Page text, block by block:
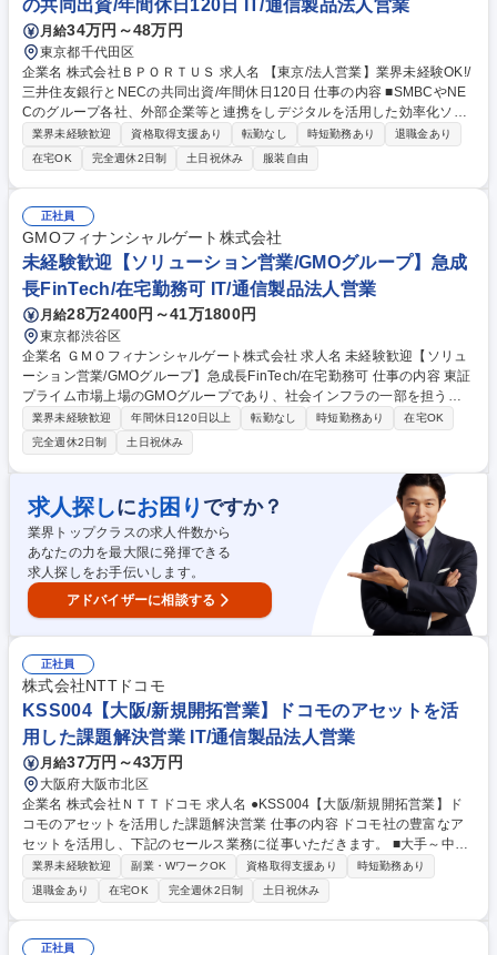
の共同出資/年間休日120日 IT/通信製品法人営業
月給34万円～48万円
東京都千代田区
企業名 株式会社ＢＰＯＲＴＵＳ 求人名 【東京/法人営業】業界未経験OK!/
三井住友銀行とNECの共同出資/年間休日120日 仕事の内容 ■SMBCやNE
Cのグループ各社、外部企業等と連携をしデジタルを活用した効率化ソリ
ューションを提供。 ■顧客の課題を深く理解し、最適なソリューションを
提供することで社会課題の解決に貢献する仕事です。 〈アカウント営業〉
三井住友銀行から紹介があった企業に訪問またはオンラインでお打ち合わ
せを実施。顧客の課題を傾聴し、最適な課題解決策を提案します。企業紹
介を受けるため三井住友法人営業部に対し営業活動も行っています。 〈D
Xコンサル営業〉顧客の課題分析から導入プランの提示まで行います。顧
客との2～3回ほどにわたるお打ち合わせを通して業務状態や顧客の悩みを
分析し、適性なソリューションを提示します。 募集職種 【東京/法人営
業】業界未経験OK!/三井住友銀行とNECの共同出資/年間休日120日
業界未経験歓迎 資格取得支援あり 転勤なし 時短勤務あり
退職金あり
在宅OK
完全週休2日制 土日祝休み 服装自由
正社員
GMOフィナンシャルゲート株式会社
未経験歓迎【ソリューション営業/GMOグループ】急成
長FinTech/在宅勤務可 IT/通信製品法人営業
月給28万2400円～41万1800円
東京都渋谷区
企業名 ＧＭＯフィナンシャルゲート株式会社 求人名 未経験歓迎【ソリュ
ーション営業/GMOグループ】急成長FinTech/在宅勤務可 仕事の内容 東証
プライム市場上場のGMOグループであり、社会インフラの一部を担うキ
ャッシュレス決済のプラットフォーマーとして、キャッシュレス決済端末
及び決済サービスの導入提案・フォローをお任せします。 【業務内容詳
細】社会インフラの一部を担うキャッシュレス決済のプラットフォーマー
として、決済事業者（銀行系、カード会社）やポイント系事業者と協業し
ながら、決済ソリューションの導入提案を行ないます。キャッシュレス決
済端末や次世代の決済サービスを生み出し、世の中に届けるソリューショ
ン営業担当者を募集いたします。 【入社後】OJTを設定し、実践の中で知
識習得をしていただきます。 募集職種 未経験歓迎【ソリューション営業/
GMOグループ】急成長FinTech/在宅勤務可
業界未経験歓迎 年間休日120日以上 転勤なし 時短勤務あり
在宅OK
完全週休2日制
土日祝休み
求人探しにお困り ですか？
業界トップクラスの求人件数から
あなたの力を最大限に発揮できる
求人探しをお手伝いします。
アドバイザーに相談する
正社員
株式会社NTTドコモ
KSS004【大阪/新規開拓営業】ドコモのアセットを活
用した課題解決営業 IT/通信製品法人営業
月給37万円～43万円
大阪府大阪市北区
企業名 株式会社ＮＴＴドコモ 求人名 ●KSS004【大阪/新規開拓営業】ド
コモのアセットを活用した課題解決営業 仕事の内容 ドコモ社の豊富なア
セットを活用し、下記のセールス業務に従事いただきます。 ■大手～中小
企業に対する新規開拓営業を通した課題抽出ヒアリング～施策提案～実施
■顧客課題に合わせたソリューション商材のアレンジ、顧客納得度の高い
説明資料の作成 ■tableau等のBIツールを駆使したデータ分析資料の作成 ■
先方キーパーソンとの関係構築、新たなマネタイズ化案件の創出 ■プロス
ポーツクラブチームの新たなファン獲得に向けたマーケティング施策（デ
業界未経験歓迎 副業・WワークOK 資格取得支援あり
時短勤務あり
退職金あり
在宅OK 完全週休2日制 土日祝休み
正社員